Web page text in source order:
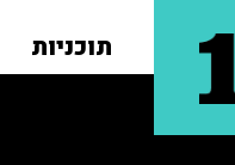
תוכניות